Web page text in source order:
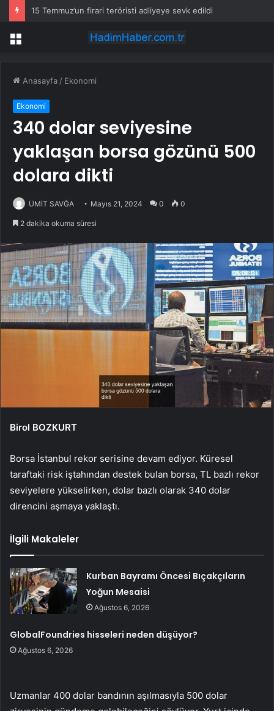
15 Temmuz’un firari teröristi adliyeye sevk edildi
Menü
Anasayfa / Ekonomi
Ekonomi
340 dolar seviyesine
yaklaşan borsa gözünü 500
dolara dikti
ÜMİT SAVĞA Mayıs 21, 2024 0 0
2 dakika okuma süresi
Birol BOZKURT
Borsa İstanbul rekor serisine devam ediyor. Küresel
taraftaki risk iştahından destek bulan borsa, TL bazlı rekor
seviyelere yükselirken, dolar bazlı olarak 340 dolar
direncini aşmaya yaklaştı.
İlgili Makaleler
Kurban Bayramı Öncesi Bıçakçıların
Yoğun Mesaisi
Ağustos 6, 2026
GlobalFoundries hisseleri neden düşüyor?
Ağustos 6, 2026
Uzmanlar 400 dolar bandının aşılmasıyla 500 dolar